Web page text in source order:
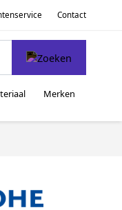
Contact
Merken